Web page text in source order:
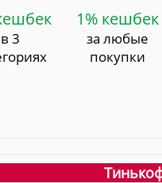
в 3
1% кешбек
за любые
покупки